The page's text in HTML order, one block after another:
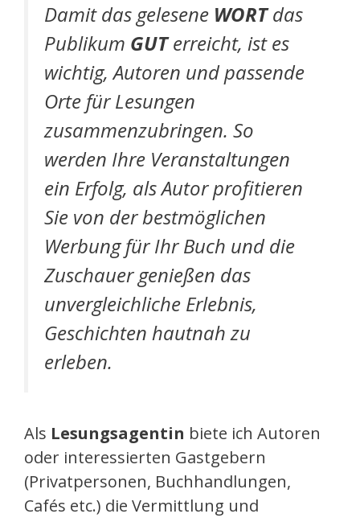
Damit das gelesene WORTdas
Publikum GUTerreicht, ist es
wichtig, Autoren und passende
Orte für Lesungen
zusammenzubringen. So
werden Ihre Veranstaltungen
ein Erfolg, als Autor profitieren
Sie von der bestmöglichen
Werbung für Ihr Buch und die
Zuschauer genießen das
unvergleichliche Erlebnis,
Geschichten hautnah zu
erleben.
Als Lesungsagentin biete ich Autoren
oder interessierten Gastgebern
(Privatpersonen, Buchhandlungen,
Cafés etc.) die Vermittlung und